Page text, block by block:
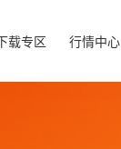
载专区 行情中心